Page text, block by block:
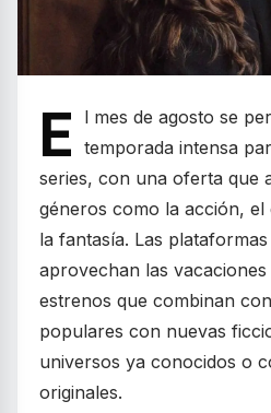
E
l mes de agosto se
temporada intensa
series, con una oferta que
géneros como la acción, el
la fantasía. Las
aprovechan las
estrenos que combinan
populares con nuevas
universos ya conocidos o
originales.